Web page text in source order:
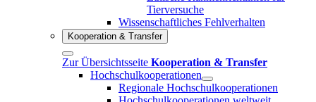
Tierversuche
Wissenschaftliches Fehlverhalten
Kooperation & Transfer
Zur Übersichtsseite Kooperation & Transfer
Hochschulkooperationen
Regionale Hochschulkooperationen